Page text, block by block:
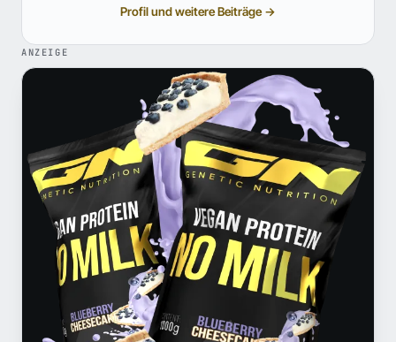
Profil und weitere Beiträge →
ANZEIGE